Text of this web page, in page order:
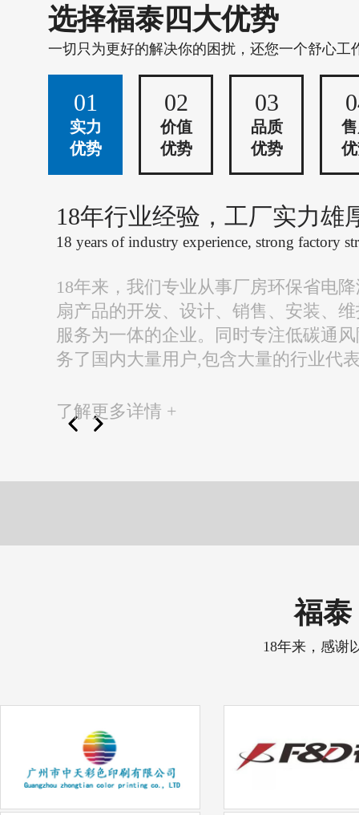
选择福泰四大优势
一切只为更好的解决你的困扰，还您一个舒心工
01
实力
优势
02
价值
优势
03
品质
优势
18年行业经验，工厂实力雄
18 years of industry experience, strong factory
18年来，我们专业从事厂房环保省电
扇产品的开发、设计、销售、安装、
服务为一体的企业。同时专注低碳通
务了国内大量用户,包含大量的行业代
了解更多详情 +
福泰
18年来，感谢